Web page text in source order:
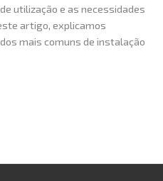
utilização e as necessidades
artigo, explicamos
mais comuns de instalação